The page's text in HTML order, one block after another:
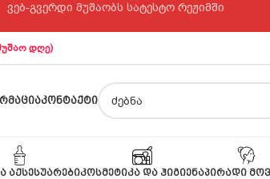
ვებ-გვერდი მუშაობს სატესტო რეჟიმში
დღე)
ᲙᲝᲜᲢᲐᲥᲢᲘ
ᲐᲥᲡᲔᲡᲣᲐᲠᲔᲑᲘᲙᲝᲡᲛᲔᲢᲘᲙᲐ ᲓᲐ ᲰᲘᲒᲘᲔᲜᲐᲞᲘᲠᲐᲓᲘ